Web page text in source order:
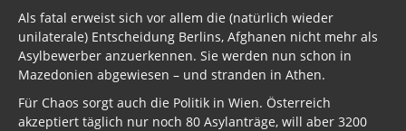
Als fatal erweist sich vor allem die (natürlich wieder
unilaterale) Entscheidung Berlins, Afghanen nicht mehr als
Asylbewerber anzuerkennen. Sie werden nun schon in
Mazedonien abgewiesen – und stranden in Athen.
Für Chaos sorgt auch die Politik in Wien. Österreich
akzeptiert täglich nur noch 80 Asylanträge, will aber 3200